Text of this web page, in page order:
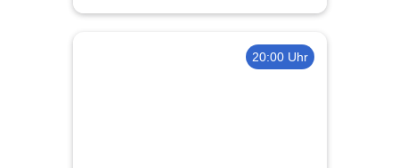
20:00 Uhr